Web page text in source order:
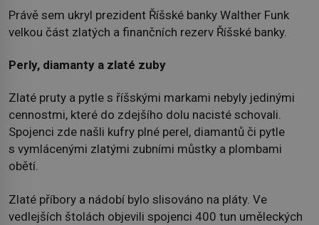
Právě sem ukryl prezident Říšské banky Walther Funk
velkou část zlatých a finančních rezerv Říšské banky.
Perly, diamanty a zlaté zuby
Zlaté pruty a pytle s říšskými markami nebyly jedinými
cennostmi, které do zdejšího dolu nacisté schovali.
Spojenci zde našli kufry plné perel, diamantů či pytle
s vymlácenými zlatými zubními můstky a plombami
obětí.
Zlaté příbory a nádobí bylo slisováno na pláty. Ve
vedlejších štolách objevili spojenci 400 tun uměleckých